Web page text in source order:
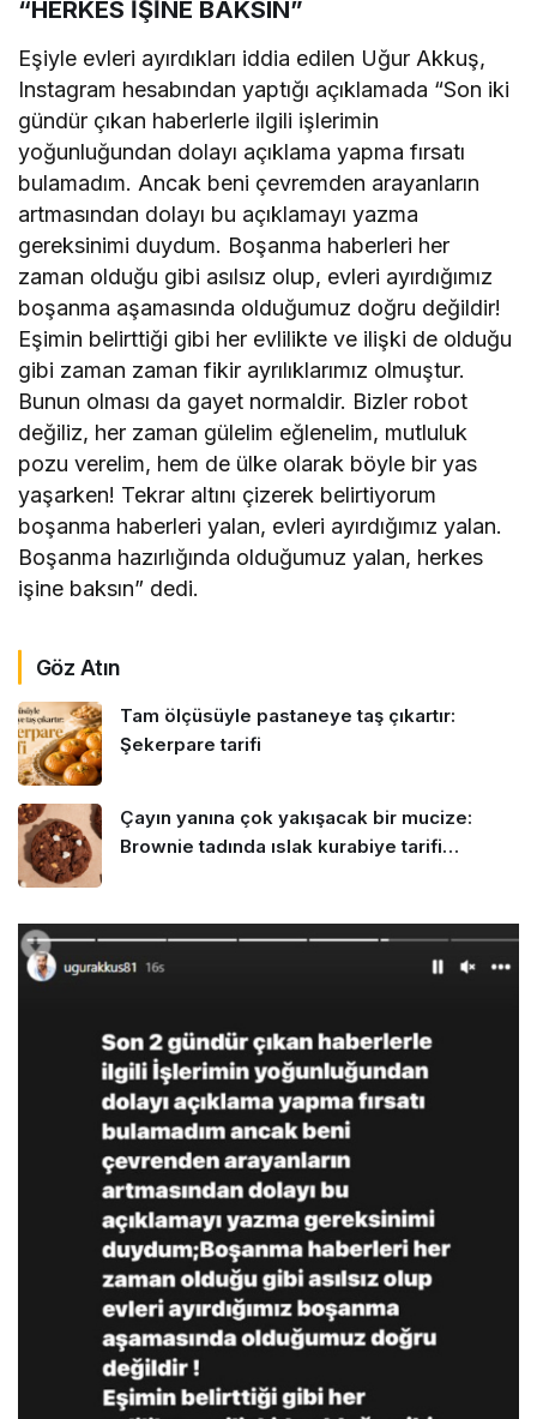
“HERKES İŞİNE BAKSIN”
Eşiyle evleri ayırdıkları iddia edilen Uğur Akkuş,
Instagram hesabından yaptığı açıklamada “Son iki
gündür çıkan haberlerle ilgili işlerimin
yoğunluğundan dolayı açıklama yapma fırsatı
bulamadım. Ancak beni çevremden arayanların
artmasından dolayı bu açıklamayı yazma
gereksinimi duydum. Boşanma haberleri her
zaman olduğu gibi asılsız olup, evleri ayırdığımız
boşanma aşamasında olduğumuz doğru değildir!
Eşimin belirttiği gibi her evlilikte ve ilişki de olduğu
gibi zaman zaman fikir ayrılıklarımız olmuştur.
Bunun olması da gayet normaldir. Bizler robot
değiliz, her zaman gülelim eğlenelim, mutluluk
pozu verelim, hem de ülke olarak böyle bir yas
yaşarken! Tekrar altını çizerek belirtiyorum
boşanma haberleri yalan, evleri ayırdığımız yalan.
Boşanma hazırlığında olduğumuz yalan, herkes
işine baksın” dedi.
Göz Atın
Tam ölçüsüyle pastaneye taş çıkartır:
Şekerpare tarifi
Çayın yanına çok yakışacak bir mucize:
Brownie tadında ıslak kurabiye tarifi…